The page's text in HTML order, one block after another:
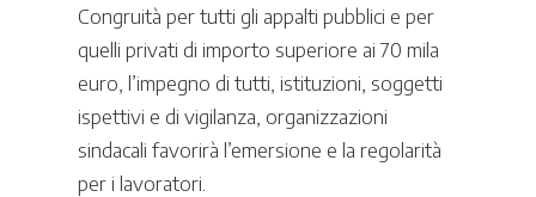
Congruità per tutti gli appalti pubblici e per
quelli privati di importo superiore ai 70 mila
euro, l’impegno di tutti, istituzioni, soggetti
ispettivi e di vigilanza, organizzazioni
sindacali favorirà l’emersione e la regolarità
per i lavoratori.